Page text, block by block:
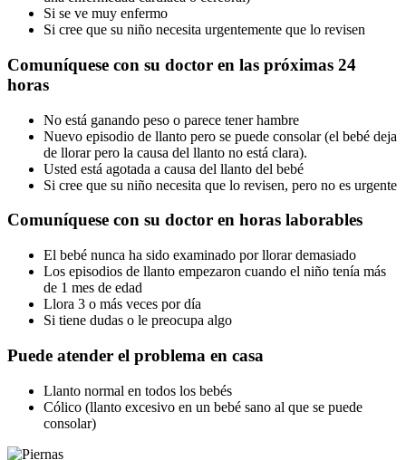
Si se ve muy enfermo
Si cree que su niño necesita urgentemente que lo revisen
Comuníquese con su doctor en las próximas 24
horas
No está ganando peso o parece tener hambre
Nuevo episodio de llanto pero se puede consolar (el bebé deja
de llorar pero la causa del llanto no está clara).
Usted está agotada a causa del llanto del bebé
Si cree que su niño necesita que lo revisen, pero no es urgente
Comuníquese con su doctor en horas laborables
El bebé nunca ha sido examinado por llorar demasiado
Los episodios de llanto empezaron cuando el niño tenía más
de 1 mes de edad
Llora 3 o más veces por día
Si tiene dudas o le preocupa algo
Puede atender el problema en casa
Llanto normal en todos los bebés
Cólico (llanto excesivo en un bebé sano al que se puede
consolar)